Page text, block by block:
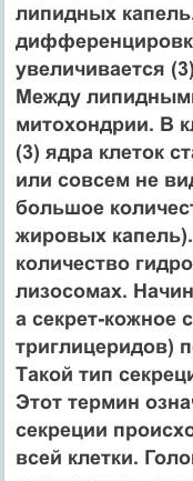
липидных
увеличивается
Между
митохондрии. В
(3) ядра клеток
или совсем не
большое
жировых
количество
лизосомах.
а секрет-кожное
триглицеридов)
Такой тип
Этот термин
секреции
всей клетки.